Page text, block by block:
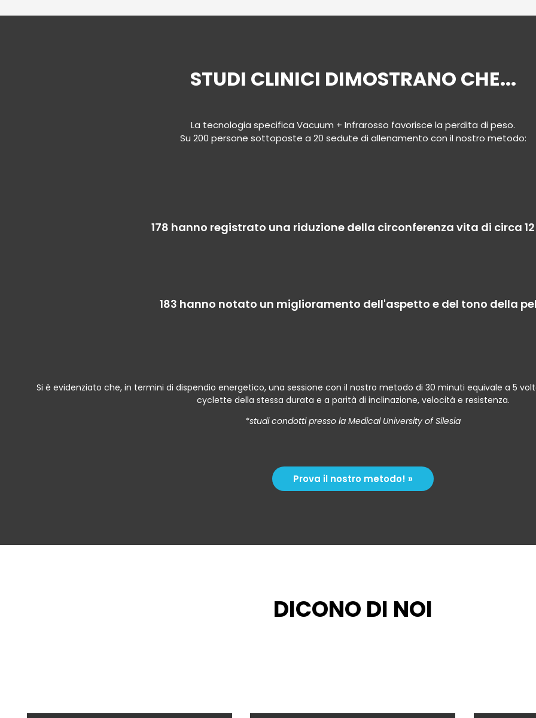
STUDI CLINICI DIMOSTRANO CHE...
La tecnologia specifica Vacuum + Infrarosso favorisce la perdita di peso.
Su 200 persone sottoposte a 20 sedute di allenamento con il nostro metodo:
178 hanno registrato una riduzione della circonferenza vita di circa
183 hanno notato un miglioramento dell'aspetto e del tono della
Si è evidenziato che, in termini di dispendio energetico, una sessione con il nostro metodo di 30 minuti equivale a 5
cyclette della stessa durata e a parità di inclinazione, velocità e resistenza.
*studi condotti presso la Medical University of Silesia
Prova il nostro metodo! »
DICONO DI NOI